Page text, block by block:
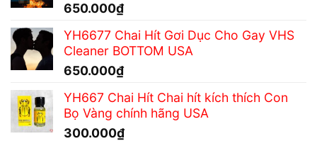
650.000₫
YH6677 Chai Hít Gơi Dục Cho Gay VHS
Cleaner BOTTOM USA
650.000₫
YH667 Chai Hít Chai hít kích thích Con
Bọ Vàng chính hãng USA
300.000₫